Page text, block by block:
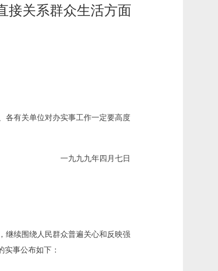
接关系群众生活方面
有关单位对办实事工作一定要高度
一九九九年四月七日
续围绕人民群众普遍关心和反映强
事公布如下：